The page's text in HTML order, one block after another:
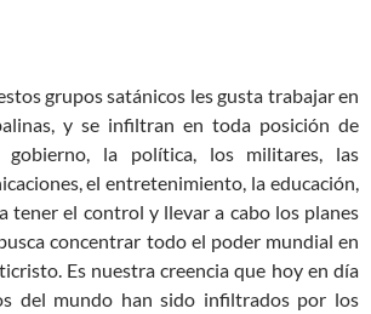
grupos satánicos les gusta trabajar en
y se infiltran en toda posición de
la política, los militares, las
el entretenimiento, la educación,
tener el control y llevar a cabo los planes
concentrar todo el poder mundial en
Es nuestra creencia que hoy en día
del mundo han sido infiltrados por los